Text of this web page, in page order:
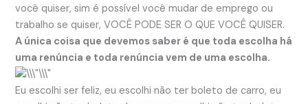
você quiser, sim é possível você mudar de emprego ou
trabalho se quiser, VOCÊ PODE SER O QUE VOCÊ QUISER.
A única coisa que devemos saber é que toda escolha há
uma renúncia e toda renúncia vem de uma escolha.
Eu escolhi ser feliz, eu escolhi não ter boleto de carro, eu